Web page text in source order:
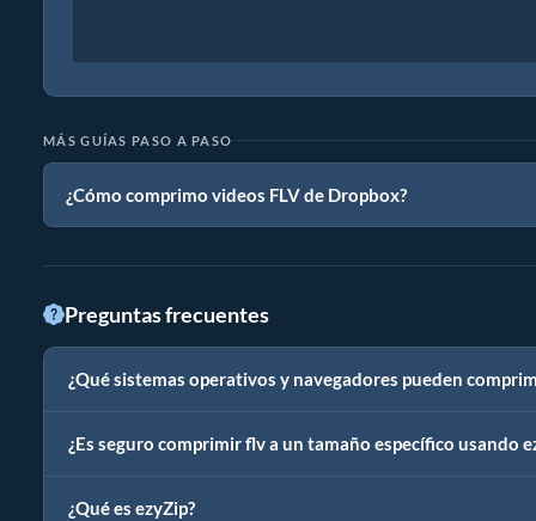
MÁS GUÍAS PASO A PASO
¿Cómo comprimo videos FLV de Dropbox?
Preguntas frecuentes
¿Qué sistemas operativos y navegadores pueden
¿Es seguro comprimir flv a un tamaño específico usando
¿Qué es ezyZip?